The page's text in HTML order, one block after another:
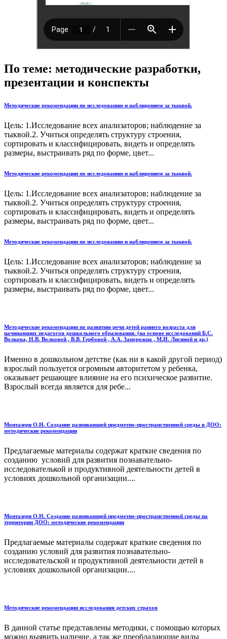
По теме: методические разработки,
презентации и конспекты
Методические рекомендации по исследованию и наблюдением за тыквой.
Цель: 1.Исследование всех анализаторов; наблюдение за
тыквой.2. Учиться определять структуру строения,
сортировать и классифицировать, видеть и определять
размеры, выстраивать ряд по форме, цвет...
Методические рекомендации по исследованию и наблюдением за тыквой.
Цель: 1.Исследование всех анализаторов; наблюдение за
тыквой.2. Учиться определять структуру строения,
сортировать и классифицировать, видеть и определять
размеры, выстраивать ряд по форме, цвет...
Методические рекомендации по исследованию и наблюдением за тыквой.
Цель: 1.Исследование всех анализаторов; наблюдение за
тыквой.2. Учиться определять структуру строения,
сортировать и классифицировать, видеть и определять
размеры, выстраивать ряд по форме, цвет...
Методические рекомендации по развитию речи детей раннего возраста для
начинающих педагогов дошкольного образования. (на основе исследований Б.С.
Волкова, Н.В. Волковой , В.В. Гербовой , А.А. Запорожца , М.И. Лисиной и др.)
Именно в дошкольном детстве (как ни в какой другой период)
взрослый пользуется огромным авторитетом у ребенка,
оказывает решающее влияние на его психическое развитие.
Взрослый всегда является для ребе...
Монтазери О.Н. Создание развивающей предметно-пространственной среды в ДОО:
методические рекомендации
Предлагаемые материалы содержат краткие сведения по
созданию условий для развития познавательно-
исследователькой и продуктивной деятельности детей в
условиях дошкольной организации....
Монтазери О.Н. Создание развивающей предметно-пространственной среды на
территории ДОО: методические рекомендации
Предлагаемые материалы содержат краткие сведения по
созданию условий для развития познавательно-
исследовательской и продуктивной деятельности детей в
условиях дошкольной организации....
Методические рекомендации исследования детских страхов
В данной статье представлены методики, с помощью которых
можно выявить наличие, а так же преобладающие виды